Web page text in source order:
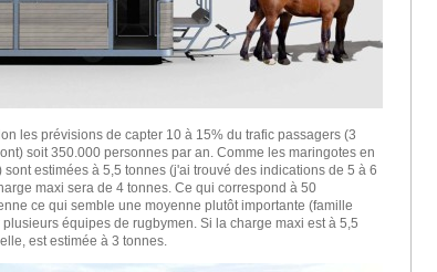
les prévisions de capter 10 à 15% du trafic passagers (3
soit 350.000 personnes par an. Comme les maringotes en
sont estimées à 5,5 tonnes (j'ai trouvé des indications de 5 à 6
maxi sera de 4 tonnes. Ce qui correspond à 50
ce qui semble une moyenne plutôt importante (famille
équipes de rugbymen. Si la charge maxi est à 5,5
est estimée à 3 tonnes.